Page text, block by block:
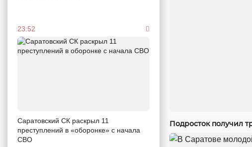
23:52
Саратовский СК раскрыл 11
преступлений в «оборонке» с начала
СВО
Подросток получил